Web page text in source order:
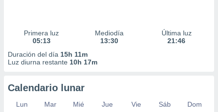
Primera luz
05:13
Mediodía
13:30
Última luz
21:46
Duración del día 15h 11m
Luz diurna restante 10h 17m
Calendario lunar
Lun Mar Mié Jue Vie Sáb
Dom